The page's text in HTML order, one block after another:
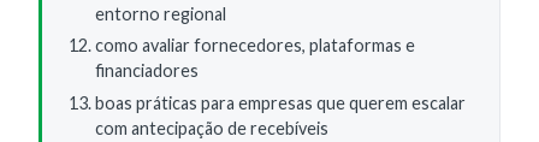
entorno regional
como avaliar fornecedores, plataformas e
financiadores
boas práticas para empresas que querem escalar
com antecipação de recebíveis